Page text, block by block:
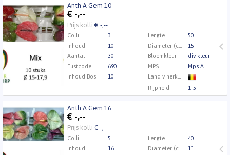
Anth A Gem 10
€ -,--
Prijs kolli € -,--
Colli 3 Lengte
50
Inhoud
10
15
Aantal
30 Bloemkleur
div kleur
Fustcode
690 MPS
Mps A
Inhoud Bos
10
Rijpheid
1-5
9001
A1
Kweker
AnthurMiddendorp
Anth A Gem 10
Eerst Inloggen a.u.b.Klik hier om in te loggen.
Anth A Gem 16
€ -,--
Prijs kolli € -,--
Colli 5 Lengte
40
Inhoud
16
11
Anth A Gem 16
Eerst Inloggen a.u.b.Klik hier om in te loggen.